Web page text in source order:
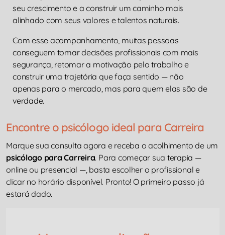
seu crescimento e a construir um caminho mais
alinhado com seus valores e talentos naturais.
Com esse acompanhamento, muitas pessoas
conseguem tomar decisões profissionais com mais
segurança, retomar a motivação pelo trabalho e
construir uma trajetória que faça sentido — não
apenas para o mercado, mas para quem elas são de
verdade.
Encontre o psicólogo ideal para Carreira
Marque sua consulta agora e receba o acolhimento de um
psicólogo para Carreira. Para começar sua terapia —
online ou presencial —, basta escolher o profissional e
clicar no horário disponível. Pronto! O primeiro passo já
estará dado.